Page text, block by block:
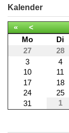
Kalender
« <
Mo
Di
27
28
3
4
10
11
17
18
24
25
31
1